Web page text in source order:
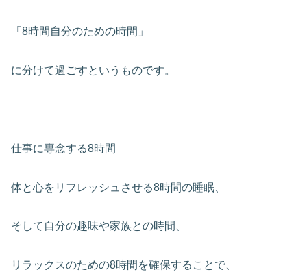
「8時間自分のための時間」
に分けて過ごすというものです。
仕事に専念する8時間
体と心をリフレッシュさせる8時間の睡眠、
そして自分の趣味や家族との時間、
リラックスのための8時間を確保することで、